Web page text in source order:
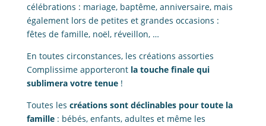
célébrations : mariage, baptême, anniversaire, mais
également lors de petites et grandes occasions :
fêtes de famille, noël, réveillon, …
En toutes circonstances, les créations assorties
Complissime apporteront la touche finale qui
sublimera votre tenue !
Toutes les créations sont déclinables pour toute la
famille: bébés, enfants, adultes et même les